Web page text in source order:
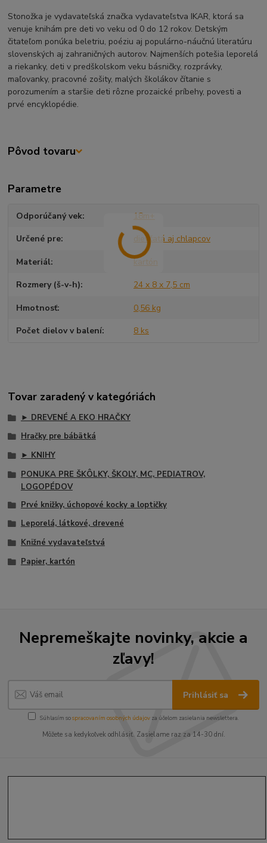
Stonožka je vydavateľská značka vydavateľstva IKAR, ktorá sa
venuje knihám pre deti vo veku od 0 do 12 rokov. Detským
čitateľom ponúka beletriu, poéziu aj populárno-náučnú literatúru
slovenských aj zahraničných autorov. Najmenších potešia leporelá
a riekanky, deti v predškolskom veku básničky, rozprávky,
maľovanky, pracovné zošity, malých školákov čítanie s
porozumením a staršie deti rôzne prozaické príbehy, povesti a
prvé encyklopédie.
Pôvod tovaru
Parametre
Odporúčaný vek 18m+
Určené pre dievčatá aj chlapcov
Materiál kartón
Rozmery (š-v-h) 24 x 8 x 7,5 cm
Hmotnosť 0,56 kg
Počet dielov v balení 8 ks
Tovar zaradený v kategóriách
► DREVENÉ A EKO HRAČKY
Hračky pre bábätká
► KNIHY
PONUKA PRE ŠKÔLKY, ŠKOLY, MC, PEDIATROV,
LOGOPÉDOV
Prvé knižky, úchopové kocky a loptičky
Leporelá, látkové, drevené
Knižné vydavateľstvá
Papier, kartón
Nepremeškajte novinky, akcie a
zľavy!
Prihlásiť sa
Súhlasím sospracovaním osobných údajov za účelom zasielania newslettera.
Môžete sa kedykoľvek odhlásiť. Zasielame raz za 14-30 dní.